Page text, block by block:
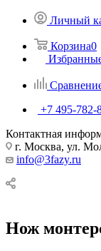
Личный
Корзина0
+7 495-782-
Контактная
г. Москва, ул.
info@3fazy.ru
Нож